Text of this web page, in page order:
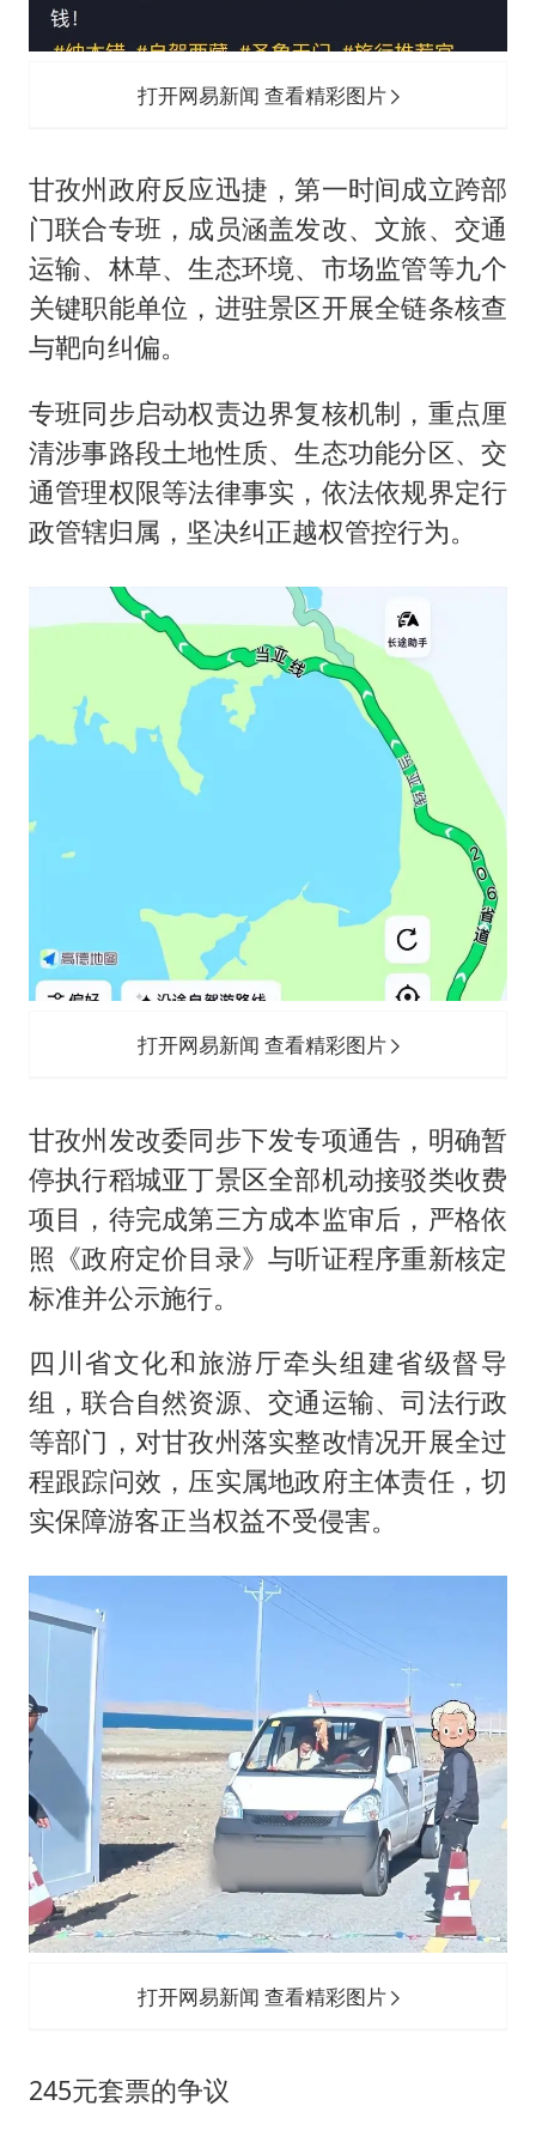
打开网易新闻 查看精彩图片
甘孜州政府反应迅捷，第一时间成立跨部
门联合专班，成员涵盖发改、文旅、交通
运输、林草、生态环境、市场监管等九个
关键职能单位，进驻景区开展全链条核查
与靶向纠偏。
专班同步启动权责边界复核机制，重点厘
清涉事路段土地性质、生态功能分区、交
通管理权限等法律事实，依法依规界定行
政管辖归属，坚决纠正越权管控行为。
打开网易新闻 查看精彩图片
甘孜州发改委同步下发专项通告，明确暂
停执行稻城亚丁景区全部机动接驳类收费
项目，待完成第三方成本监审后，严格依
照《政府定价目录》与听证程序重新核定
标准并公示施行。
四川省文化和旅游厅牵头组建省级督导
组，联合自然资源、交通运输、司法行政
等部门，对甘孜州落实整改情况开展全过
程跟踪问效，压实属地政府主体责任，切
实保障游客正当权益不受侵害。
打开网易新闻 查看精彩图片
245元套票的争议